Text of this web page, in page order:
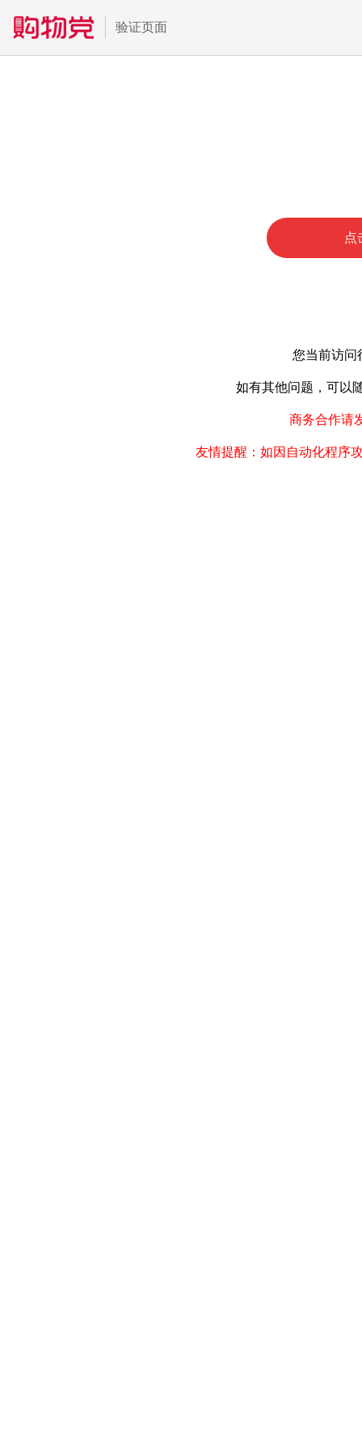
验证页面
点
您当前访问
如有其他问题，可以
商务合作请
友情提醒：如因自动化程序